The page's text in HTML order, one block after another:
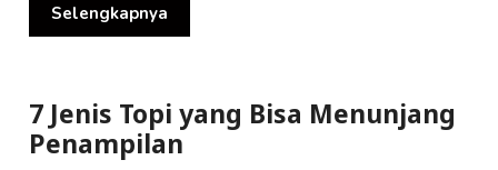
Selengkapnya
7 Jenis Topi yang Bisa Menunjang
Penampilan